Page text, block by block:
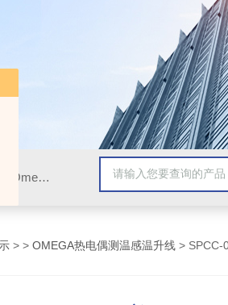
Omega插头,Omega测温线,热电偶测温线,热电偶线,铠装热电偶,热电偶连接器,热电偶插头,Omega热电偶线,T型热电偶线,TMC测温纸
> > OMEGA热电偶测温感温升线 > SPCC-001-100美国